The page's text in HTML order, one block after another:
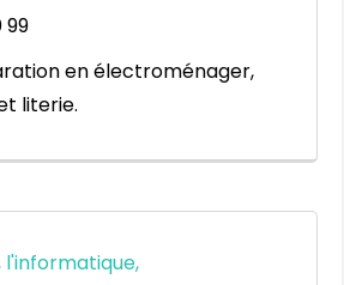
99
en électroménager,
literie.
l'informatique,